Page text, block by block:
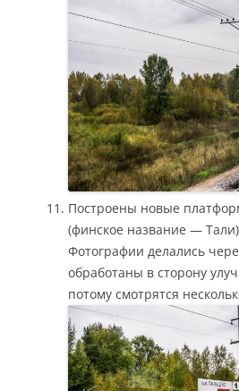
Построены новые
(финское название —
Фотографии делались
обработаны в сторону
потому смотрятся